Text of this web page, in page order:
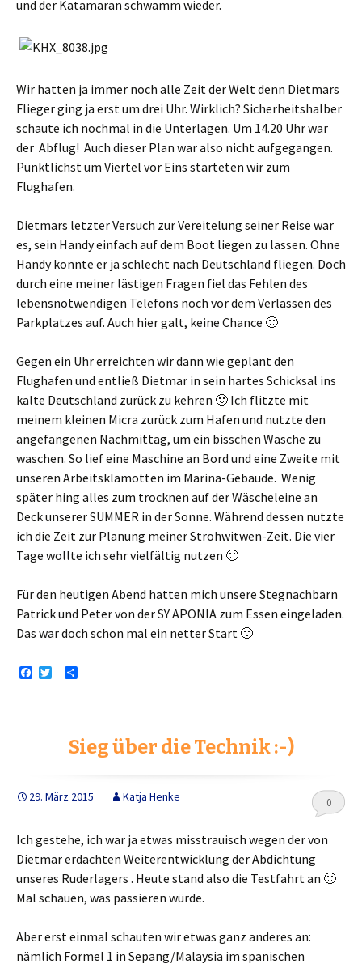
und der Katamaran schwamm wieder.
Wir hatten ja immer noch alle Zeit der Welt denn Dietmars
Flieger ging ja erst um drei Uhr. Wirklich? Sicherheitshalber
schaute ich nochmal in die Unterlagen. Um 14.20 Uhr war
der Abflug! Auch dieser Plan war also nicht aufgegangen.
Pünktlichst um Viertel vor Eins starteten wir zum
Flughafen.
Dietmars letzter Versuch zur Vereitelung seiner Reise war
es, sein Handy einfach auf dem Boot liegen zu lassen. Ohne
Handy konnte er ja schlecht nach Deutschland fliegen. Doch
durch eine meiner lästigen Fragen fiel das Fehlen des
lebensnotwendigen Telefons noch vor dem Verlassen des
Parkplatzes auf. Auch hier galt, keine Chance 🙂
Gegen ein Uhr erreichten wir dann wie geplant den
Flughafen und entließ Dietmar in sein hartes Schicksal ins
kalte Deutschland zurück zu kehren 🙂 Ich flitzte mit
meinem kleinen Micra zurück zum Hafen und nutzte den
angefangenen Nachmittag, um ein bisschen Wäsche zu
waschen. So lief eine Maschine an Bord und eine Zweite mit
unseren Arbeitsklamotten im Marina-Gebäude. Wenig
später hing alles zum trocknen auf der Wäscheleine an
Deck unserer SUMMER in der Sonne. Während dessen nutzte
ich die Zeit zur Planung meiner Strohwitwen-Zeit. Die vier
Tage wollte ich sehr vielfältig nutzen 🙂
Für den heutigen Abend hatten mich unsere Stegnachbarn
Patrick und Peter von der SY APONIA zum Essen eingeladen.
Das war doch schon mal ein netter Start 🙂
n
Sieg über die Technik :-)
29. März 2015 Katja Henke 0
Ich gestehe, ich war ja etwas misstrauisch wegen der von
Dietmar erdachten Weiterentwicklung der Abdichtung
unseres Ruderlagers . Heute stand also die Testfahrt an 🙂
Mal schauen, was passieren würde.
Aber erst einmal schauten wir etwas ganz anderes an:
nämlich Formel 1 in Sepang/Malaysia im spanischen